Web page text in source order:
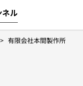
有限会社本間製作所